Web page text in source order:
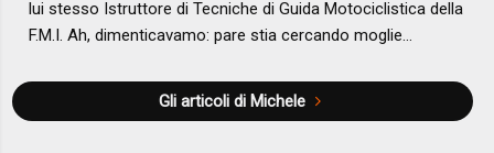
lui stesso Istruttore di Tecniche di Guida Motociclistica della
F.M.I. Ah, dimenticavamo: pare stia cercando moglie…
Gli articoli di Michele